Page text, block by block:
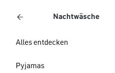
Nachtwäsche
Alles entdecken
Pyjamas